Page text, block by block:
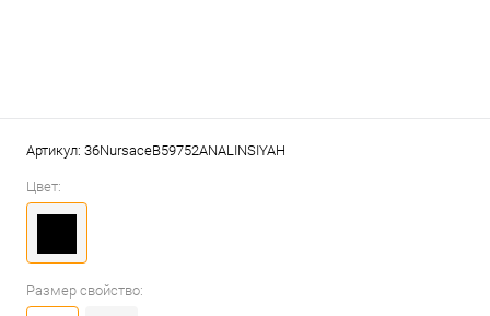
Артикул: 36NursaceB59752ANALINSIYAH
Цвет:
Размер свойство: